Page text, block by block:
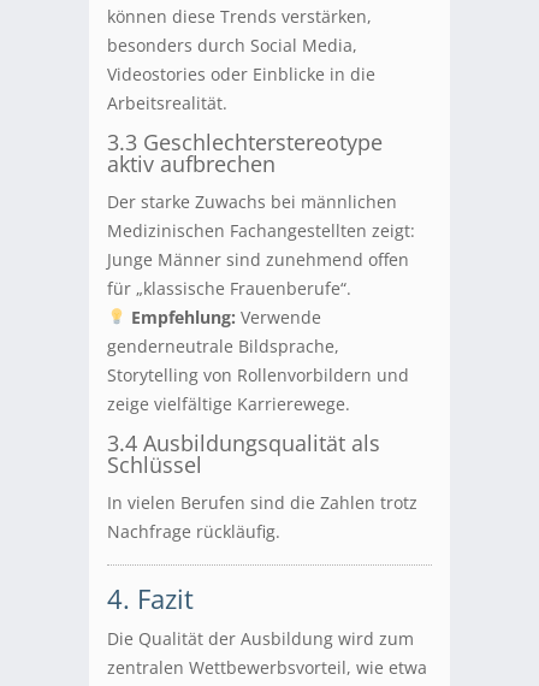
können diese Trends verstärken,
besonders durch Social Media,
Videostories oder Einblicke in die
Arbeitsrealität.
3.3 Geschlechterstereotype
aktiv aufbrechen
Der starke Zuwachs bei männlichen
Medizinischen Fachangestellten zeigt:
Junge Männer sind zunehmend offen
für „klassische Frauenberufe“.
Empfehlung: Verwende
genderneutrale Bildsprache,
Storytelling von Rollenvorbildern und
zeige vielfältige Karrierewege.
3.4 Ausbildungsqualität als
Schlüssel
In vielen Berufen sind die Zahlen trotz
Nachfrage rückläufig.
4. Fazit
Die Qualität der Ausbildung wird zum
zentralen Wettbewerbsvorteil, wie etwa